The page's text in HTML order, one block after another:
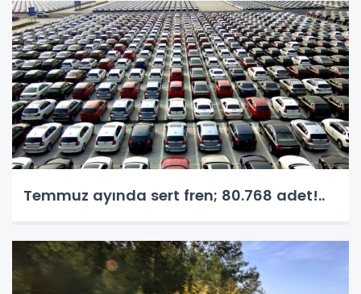
Temmuz ayında sert fren; 80.768 adet!..